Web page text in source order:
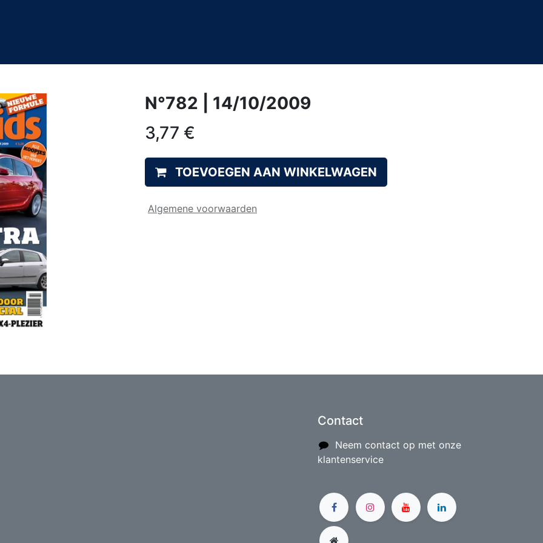
N°782 | 14/10/2009
3,77 €
TOEVOEGEN AAN WINKELWAGEN
Algemene voorwaarden
Contact
Neem contact op met onze
klantenservice